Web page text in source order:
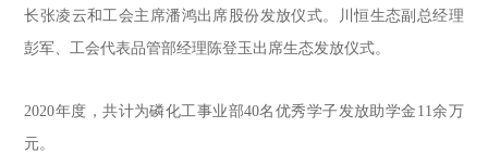
长张凌云和工会主席潘鸿出席股份发放仪式。川恒生态副总经理
彭军、工会代表品管部经理陈登玉出席生态发放仪式。
2020年度，共计为磷化工事业部40名优秀学子发放助学金11余万
元。